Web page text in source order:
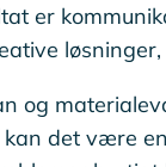
er
og
det være